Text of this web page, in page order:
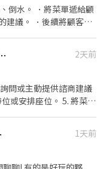
(排班區間另安排休息時
性排班可討論喔。週六
利通勤上班很方便。 ✅
加入三澧餐飲集團。 -
陽路20號2樓(衡陽路
捷運板南線-西門站4號
口 --------------------------
『加
年於台灣成立-日商三
餐飲集團在台分
倒水。 ．將菜單遞給顧
建議。 ．後續將顧客點
廚師的助手，處理烹飪
．負責洗、剝、削、
餐具。 ．準備不同餐點
量。 ．負責擺盤、打包
站前店-計時人員
2天前
或安排座位。 5. 將菜單
以上★
1天前